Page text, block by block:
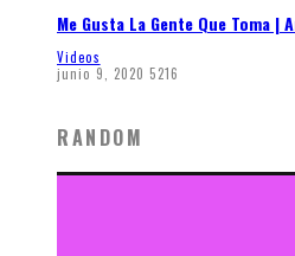
Me Gusta La Gente Que Toma |
Videos
junio 9, 2020 5216
RANDOM